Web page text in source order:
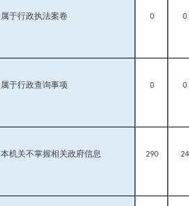
属于行政执法案卷 0 0
属于行政查询事项 0 0
本机关不掌握相关政府信息 290 24